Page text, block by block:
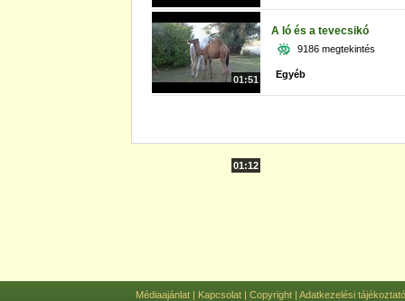
01:51
01:12
A ló és a tevecsikó
9186 megtekintés
Egyéb
Médiaajánlat| Kapcsolat| Copyright| Adatkezelési tájékoztató